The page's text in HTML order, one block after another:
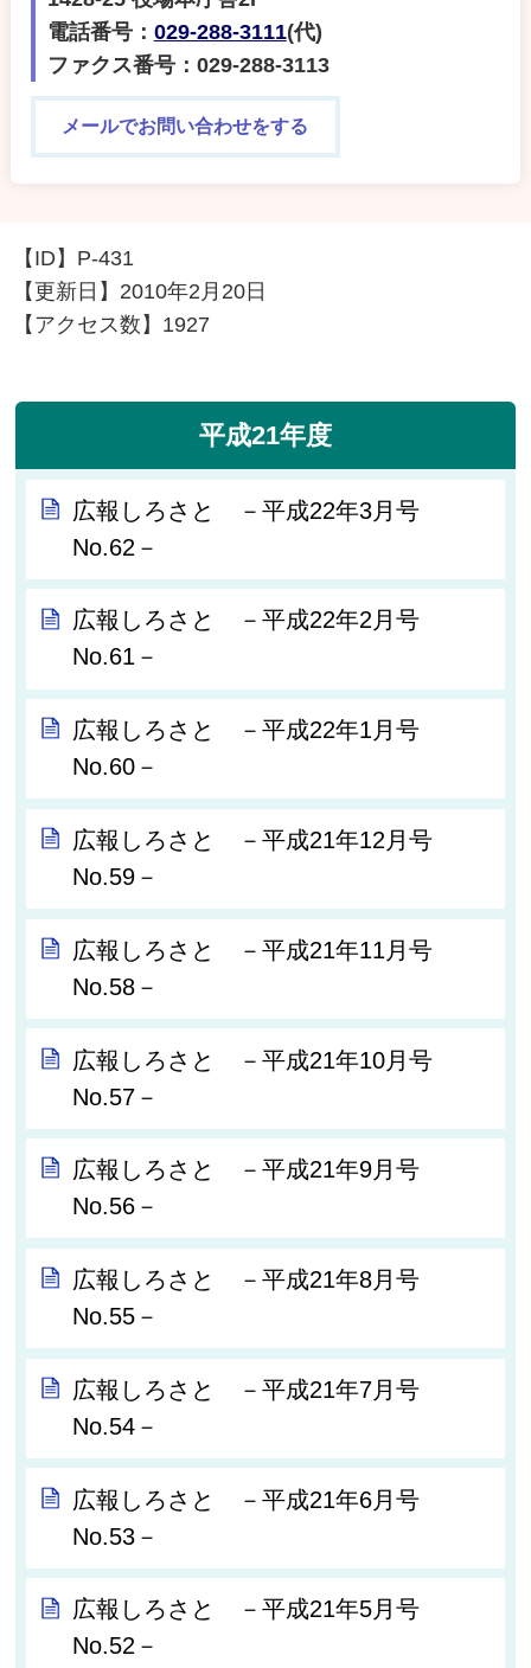
電話番号： 029-288-3111(代)
ファクス番号：029-288-3113
メールでお問い合わせをする
【ID】 P-431
【更新日】 2010年2月20日
【アクセス数】 1927
平成21年度
広報しろさと －平成22年3月号
No.62－
広報しろさと －平成22年2月号
No.61－
広報しろさと －平成22年1月号
No.60－
広報しろさと －平成21年12月号
No.59－
広報しろさと －平成21年11月号
No.58－
広報しろさと －平成21年10月号
No.57－
広報しろさと －平成21年9月号
No.56－
広報しろさと －平成21年8月号
No.55－
広報しろさと －平成21年7月号
No.54－
広報しろさと －平成21年6月号
No.53－
広報しろさと －平成21年5月号
No.52－